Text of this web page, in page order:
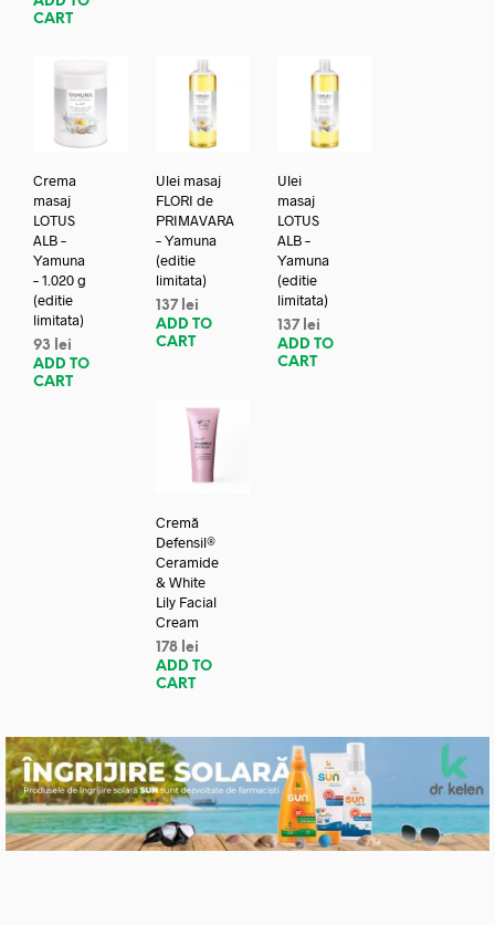
CART
Crema
masaj
LOTUS
ALB –
Yamuna
– 1.020 g
(editie
limitata)
93
lei
ADD TO
CART
Ulei masaj
FLORI de
PRIMAVARA
– Yamuna
(editie
limitata)
137 lei
ADD TO
CART
Ulei
masaj
LOTUS
ALB –
Yamuna
(editie
limitata)
137 lei
ADD TO
CART
Cremă
Defensil®
Ceramide
& White
Lily Facial
Cream
178 lei
ADD TO
CART